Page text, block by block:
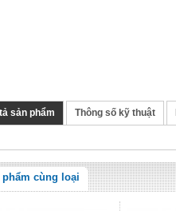
sản phẩm Thông số kỹ thuật
phẩm cùng loại